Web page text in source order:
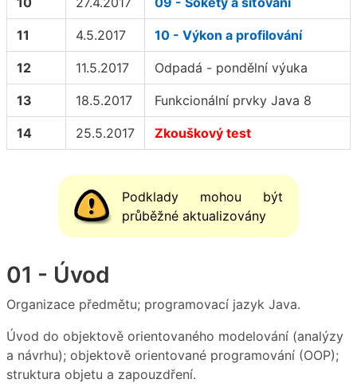
11 4.5.2017 10 - Výkon a profilování
12 11.5.2017 Odpadá - pondělní výuka
13 18.5.2017 Funkcionální prvky Java 8
14 25.5.2017 Zkouškový test
Podklady mohou být
průběžné aktualizovány
01 - Úvod
Organizace předmětu; programovací jazyk Java.
Úvod do objektově orientovaného modelování (analýzy
a návrhu); objektově orientované programování (OOP);
struktura objetu a zapouzdření.